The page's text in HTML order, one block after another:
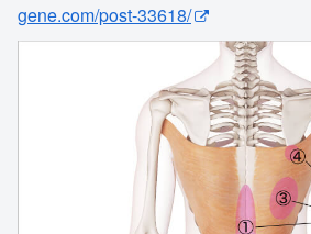
gene.com/post-33618/